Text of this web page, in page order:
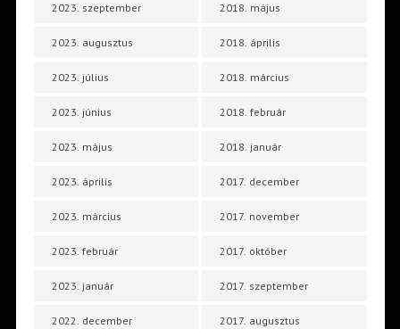
2023. szeptember
2023. augusztus
2023. július
2023. június
2023. május
2023. április
2023. március
2023. február
2023. január
2022. december
2018. május
2018. április
2018. március
2018. február
2018. január
2017. december
2017. november
2017. október
2017. szeptember
2017. augusztus